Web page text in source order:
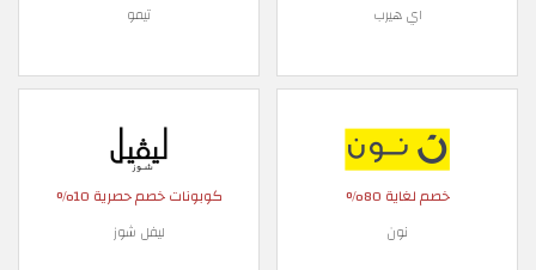
اي هيرب تيمو
خصم لغاية 80%
نون
كوبونات خصم حصرية 10%
ليفل شوز